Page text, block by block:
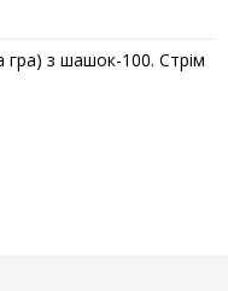
гра) з шашок-100. Стрім